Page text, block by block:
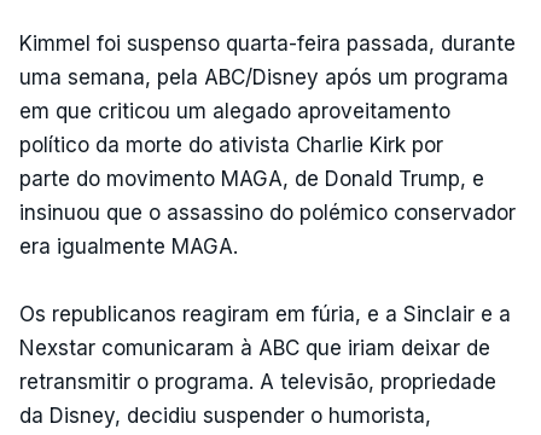
Kimmel foi suspenso quarta-feira passada, durante
uma semana, pela ABC/Disney após um programa
em que criticou um alegado aproveitamento
político da morte do ativista Charlie Kirk por
parte do movimento MAGA, de Donald Trump, e
insinuou que o assassino do polémico conservador
era igualmente MAGA.
Os republicanos reagiram em fúria, e a Sinclair e a
Nexstar comunicaram à ABC que iriam deixar de
retransmitir o programa. A televisão, propriedade
da Disney, decidiu suspender o humorista,